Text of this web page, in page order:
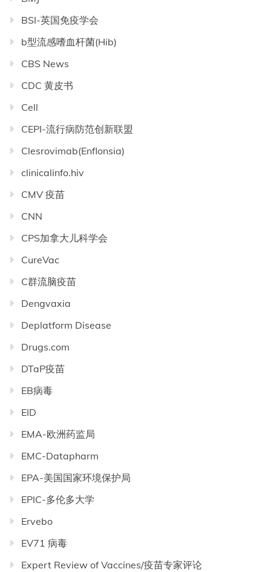
BSI-英国免疫学会
b型流感嗜血杆菌(Hib)
CBS News
CDC 黄皮书
Cell
CEPI-流行病防范创新联盟
Clesrovimab(Enflonsia)
clinicalinfo.hiv
CMV 疫苗
CNN
CPS加拿大儿科学会
CureVac
C群流脑疫苗
Dengvaxia
Deplatform Disease
Drugs.com
DTaP疫苗
EB病毒
EID
EMA-欧洲药监局
EMC-Datapharm
EPA-美国国家环境保护局
EPIC-多伦多大学
Ervebo
EV71 病毒
Expert Review of Vaccines/疫苗专家评论